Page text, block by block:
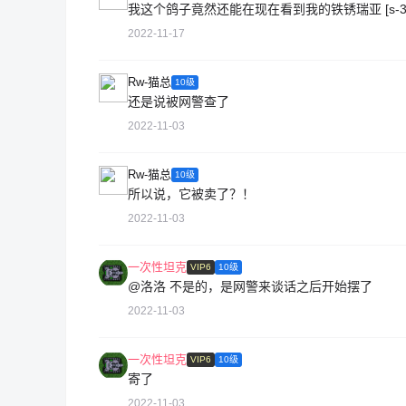
我这个鸽子竟然还能在现在看到我的铁锈瑞亚 [s-
2022-11-17
Rw-猫总 10级
还是说被网警查了
2022-11-03
Rw-猫总 10级
所以说，它被卖了？！
2022-11-03
一次性坦克 VIP6 10级
@洛洛 不是的，是网警来谈话之后开始摆了
2022-11-03
一次性坦克 VIP6 10级
寄了
2022-11-03